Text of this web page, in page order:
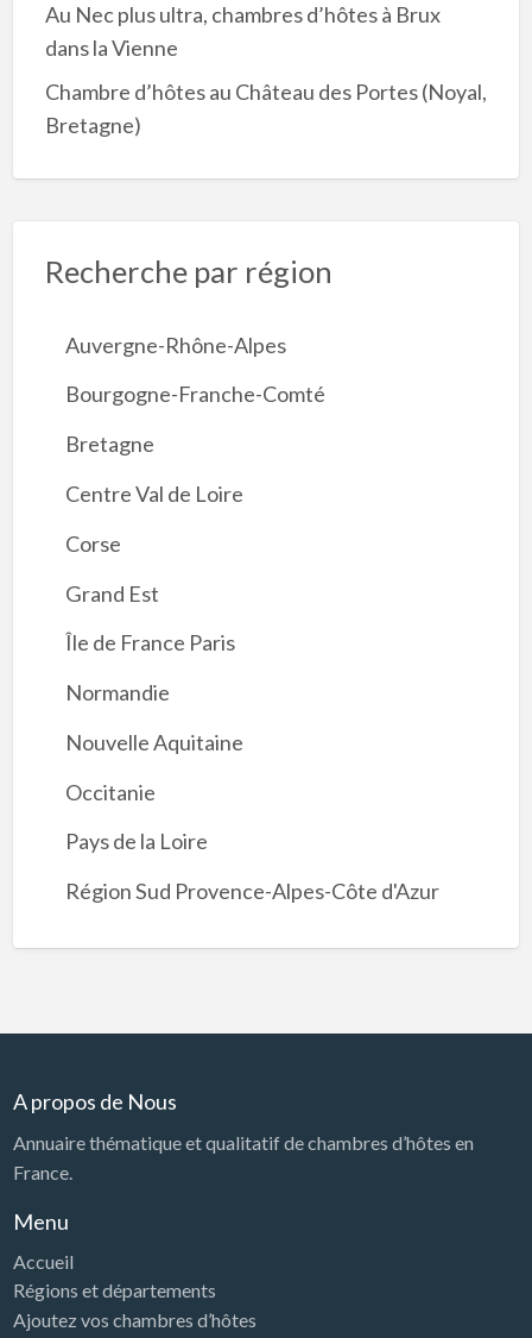
Au Nec plus ultra, chambres d’hôtes à Brux
dans la Vienne
Chambre d’hôtes au Château des Portes (Noyal,
Bretagne)
Recherche par région
Auvergne-Rhône-Alpes
Bourgogne-Franche-Comté
Bretagne
Centre Val de Loire
Corse
Grand Est
Île de France Paris
Normandie
Nouvelle Aquitaine
Occitanie
Pays de la Loire
Région Sud Provence-Alpes-Côte d'Azur
A propos de Nous
Annuaire thématique et qualitatif de chambres d’hôtes en
France.
Menu
Accueil
Régions et départements
Ajoutez vos chambres d’hôtes